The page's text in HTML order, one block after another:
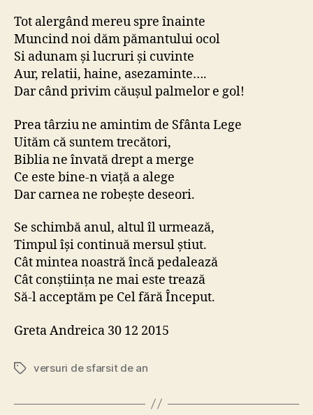
Tot alergând mereu spre înainte
Muncind noi dăm pămantului ocol
Si adunam şi lucruri şi cuvinte
Aur, relatii, haine, asezaminte….
Dar când privim căuşul palmelor e gol!
Prea târziu ne amintim de Sfânta Lege
Uităm că suntem trecători,
Biblia ne învată drept a merge
Ce este bine-n viaţă a alege
Dar carnea ne robeşte deseori.
Se schimbă anul, altul îl urmează,
Timpul îşi continuă mersul ştiut.
Cât mintea noastră încă pedalează
Cât conştiinţa ne mai este trează
Să-l acceptăm pe Cel fără Început.
Greta Andreica 30 12 2015
Eticheteversuri de sfarsit de an